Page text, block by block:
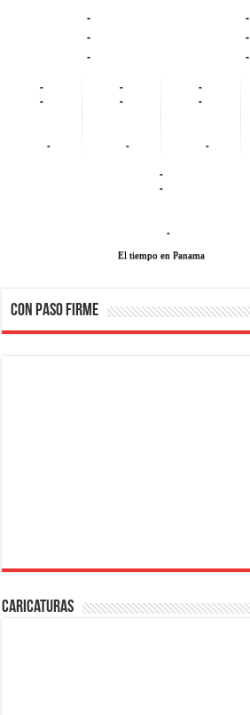
-
-
-
-
-
-
-
-
-
-
-
-
-
-
-
-
-
-
El tiempo en Panama
CON PASO FIRME
Caricaturas